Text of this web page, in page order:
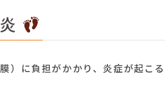
）に負担がかかり、炎症が起こる